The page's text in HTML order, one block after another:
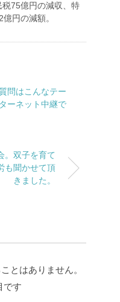
税75億円の減収、特
円の減額。
問はこんなテー
ーネット中継で
。双子を育て
も聞かせて頂
きました。
とはありません。
です